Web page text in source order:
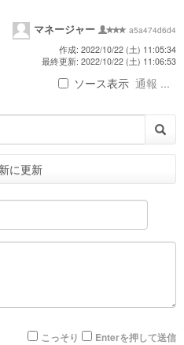
マネージャー
a5a474d6d4
作成: 2022/10/22 (土) 11:05:34
最終更新: 2022/10/22 (土) 11:06:53
ソース表示 通報 ...
に更新
こっそり Enterを押して送信